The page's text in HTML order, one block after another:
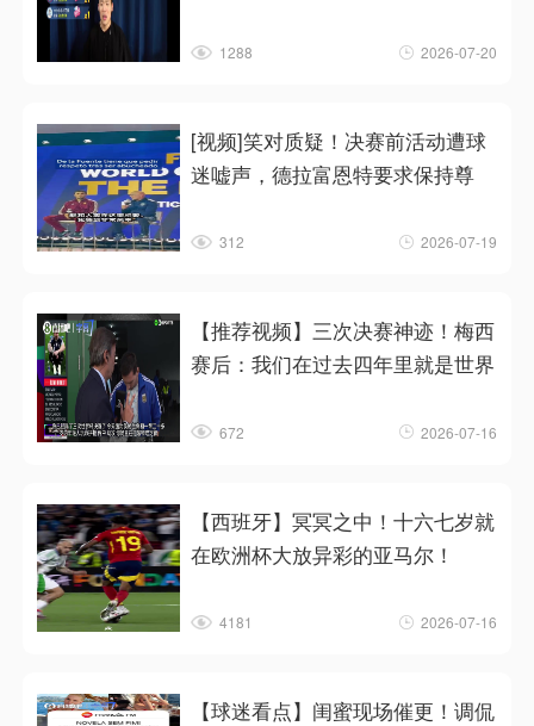
1288 2026-07-20
[视频]笑对质疑！决赛前活动遭球
迷嘘声，德拉富恩特要求保持尊
312 2026-07-19
【推荐视频】三次决赛神迹！梅西
赛后：我们在过去四年里就是世界
672 2026-07-16
【西班牙】冥冥之中！十六七岁就
在欧洲杯大放异彩的亚马尔！
4181 2026-07-16
【球迷看点】闺蜜现场催更！调侃